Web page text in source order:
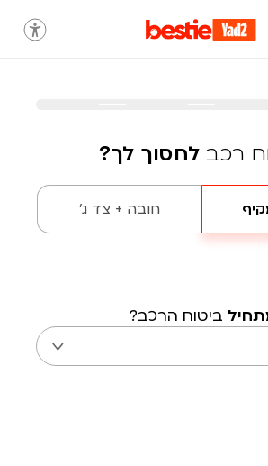
רכב לחסוך לך?
חובה + צד ג'
ביטוח הרכב?